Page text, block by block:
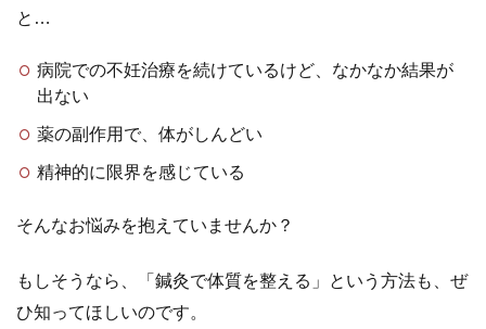
と…
病院での不妊治療を続けているけど、なかなか結果が
出ない
薬の副作用で、体がしんどい
精神的に限界を感じている
そんなお悩みを抱えていませんか？
もしそうなら、「鍼灸で体質を整える」という方法も、ぜ
ひ知ってほしいのです。